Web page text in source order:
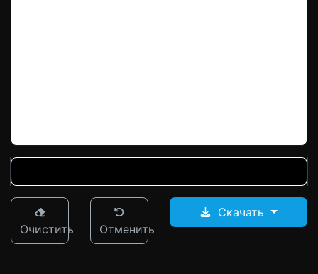
Очистить Отменить
Скачать